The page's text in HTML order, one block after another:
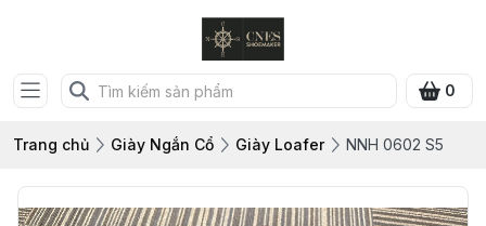
0
Trang chủ Giày Ngắn Cổ Giày Loafer NNH 0602 S5